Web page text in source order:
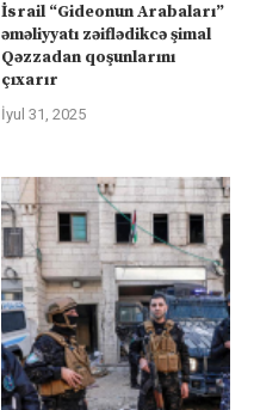
İsrail “Gideonun Arabaları”
əməliyyatı zəiflədikcə şimal
Qəzzadan qoşunlarını
çıxarır
İyul 31, 2025